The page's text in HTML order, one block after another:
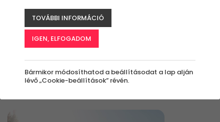
Élmények
TOVÁBBI INFORMÁCIÓ
IGEN, ELFOGADOM
Bármikor módosíthatod a beállításodat a lap alján
lévő „Cookie-beállítások” révén.